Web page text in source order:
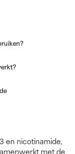
en nicotinamide,
met de